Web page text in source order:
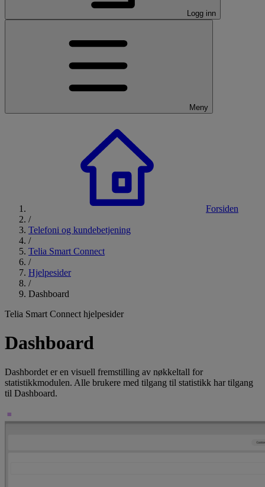
Logg inn
Meny
Forsiden
/
Telefoni og kundebetjening
/
Telia Smart Connect
/
Hjelpesider
/
Dashboard
Telia Smart Connect hjelpesider
Dashboard
Dashbordet er en visuell fremstilling av nøkkeltall for
statistikkmodulen. Alle brukere med tilgang til statistikk har tilgang
til Dashboard.